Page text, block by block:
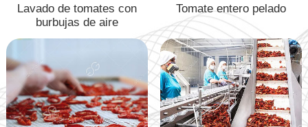
Lavado de tomates con
burbujas de aire
Tomate entero pelado